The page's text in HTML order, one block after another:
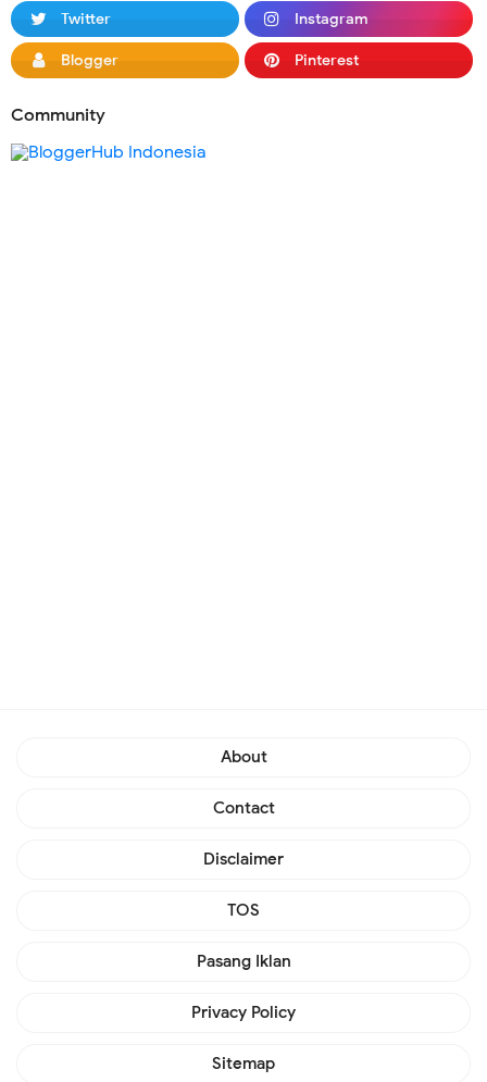
Twitter Instagram
Blogger Pinterest
Community
About
Contact
Disclaimer
TOS
Pasang Iklan
Privacy Policy
Sitemap